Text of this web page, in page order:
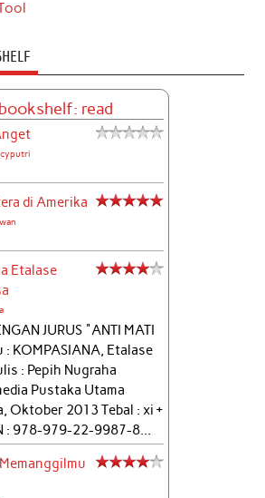
read
di Amerika
Etalase
JURUS "ANTI MATI
: KOMPASIANA, Etalase
: Pepih Nugraha
Pustaka Utama
Oktober 2013 Tebal : xi +
: 978-979-22-9987-8...